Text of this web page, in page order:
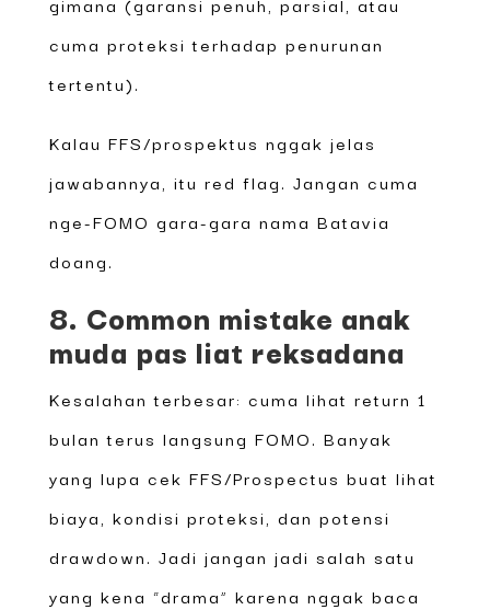
cuma proteksi terhadap penurunan
tertentu).
Kalau FFS/prospektus nggak jelas
jawabannya, itu red flag. Jangan cuma
nge-FOMO gara-gara nama Batavia
doang.
8. Common mistake anak
muda pas liat reksadana
Kesalahan terbesar: cuma lihat return 1
bulan terus langsung FOMO. Banyak
yang lupa cek FFS/Prospectus buat lihat
biaya, kondisi proteksi, dan potensi
drawdown. Jadi jangan jadi salah satu
yang kena “drama” karena nggak baca